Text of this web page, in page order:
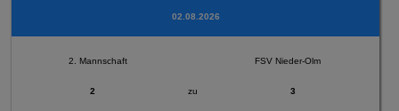
02.08.2026
2. Mannschaft FSV Nieder-Olm
2 zu 3